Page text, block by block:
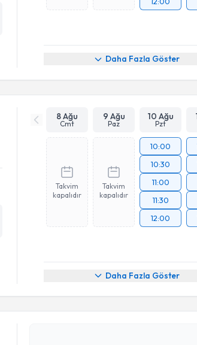
Daha Fazla Göster
8 Ağu
Cmt
9 Ağu
Paz
10 Ağu
Pzt
Takvim
kapalıdır
Takvim
kapalıdır
10:00
10:30
11:00
11:30
12:00
Daha Fazla Göster
Randevu Takvimi Talebi
Doç. Dr. Hanifi Üçpunar